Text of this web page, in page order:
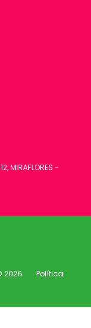
MIRAFLORES -
2026
Política